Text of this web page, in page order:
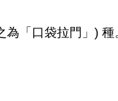
「口袋拉門」)